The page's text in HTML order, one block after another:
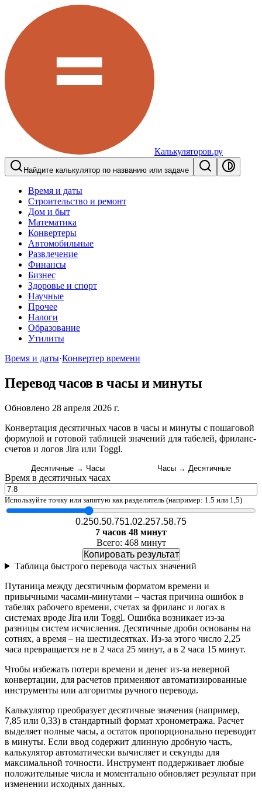
Калькуляторов.ру
Найдите калькулятор по названию или задаче
Время и даты
Строительство и ремонт
Дом и быт
Математика
Конвертеры
Автомобильные
Развлечение
Финансы
Бизнес
Здоровье и спорт
Научные
Прочее
Налоги
Образование
Утилиты
Время и даты·Конвертер времени
Перевод часов в часы и минуты
Обновлено 28 апреля 2026 г.
Конвертация десятичных часов в часы и минуты с пошаговой
формулой и готовой таблицей значений для табелей, фриланс-
счетов и логов Jira или Toggl.
Десятичные → Часы Часы → Десятичные
Время в десятичных часах
Используйте точку или запятую как разделитель (например: 1.5 или 1,5)
0.250.50.751.02.257.58.75
7 часов 48 минут
Всего: 468 минут
Копировать результат
Таблица быстрого перевода частых значений
Путаница между десятичным форматом времени и
привычными часами-минутами – частая причина ошибок в
табелях рабочего времени, счетах за фриланс и логах в
системах вроде Jira или Toggl. Ошибка возникает из-за
разницы систем исчисления. Десятичные дроби основаны на
сотнях, а время – на шестидесятках. Из-за этого число 2,25
часа превращается не в 2 часа 25 минут, а в 2 часа 15 минут.
Чтобы избежать потери времени и денег из-за неверной
конвертации, для расчетов применяют автоматизированные
инструменты или алгоритмы ручного перевода.
Калькулятор преобразует десятичные значения (например,
7,85 или 0,33) в стандартный формат хронометража. Расчет
выделяет полные часы, а остаток пропорционально переводит
в минуты. Если ввод содержит длинную дробную часть,
калькулятор автоматически вычисляет и секунды для
максимальной точности. Инструмент поддерживает любые
положительные числа и моментально обновляет результат при
изменении исходных данных.